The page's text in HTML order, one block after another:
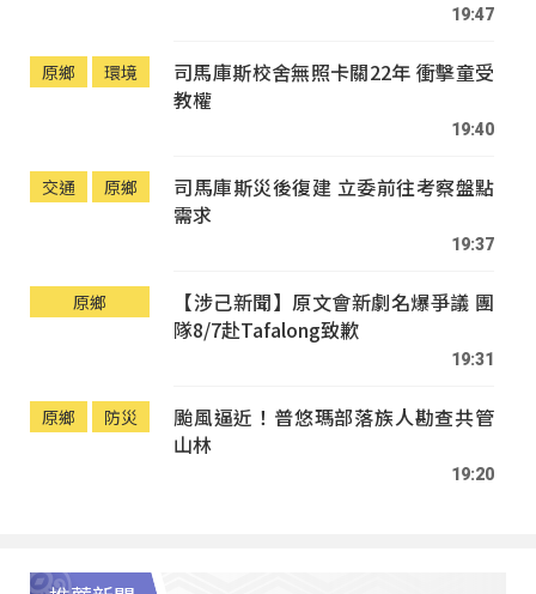
19:47
原鄉 環境
司馬庫斯校舍無照卡關22年 衝擊童受
教權
19:40
交通 原鄉
司馬庫斯災後復建 立委前往考察盤點
需求
19:37
原鄉
【涉己新聞】原文會新劇名爆爭議 團
隊8/7赴Tafalong致歉
19:31
原鄉 防災
颱風逼近！普悠瑪部落族人勘查共管
山林
19:20